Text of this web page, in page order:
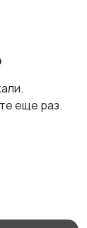
еще раз.